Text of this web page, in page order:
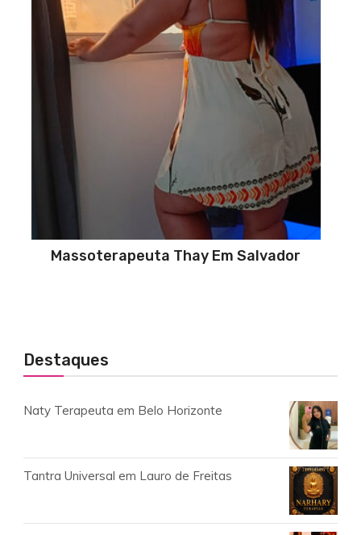
Massoterapeuta Thay Em Salvador
Destaques
Naty Terapeuta em Belo Horizonte
Tantra Universal em Lauro de Freitas